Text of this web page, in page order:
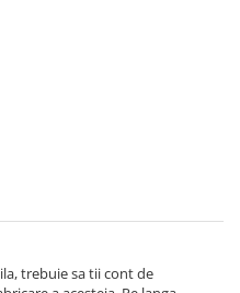
trebuie sa tii cont de